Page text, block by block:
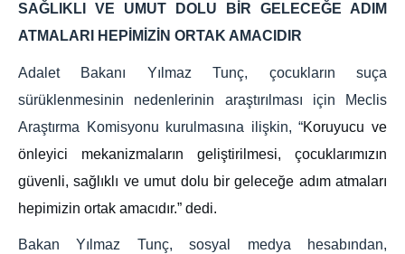
BÜLTEN
SAĞLIKLI VE UMUT DOLU BİR GELECEĞE ADIM
ATMALARI HEPİMİZİN ORTAK AMACIDIR
Adalet Bakanı Yılmaz Tunç, çocukların suça
sürüklenmesinin nedenlerinin araştırılması için Meclis
Araştırma Komisyonu kurulmasına ilişkin, “Koruyucu ve
önleyici mekanizmaların geliştirilmesi, çocuklarımızın
güvenli, sağlıklı ve umut dolu bir geleceğe adım atmaları
hepimizin ortak amacıdır.” dedi.
Bakan Yılmaz Tunç, sosyal medya hesabından,